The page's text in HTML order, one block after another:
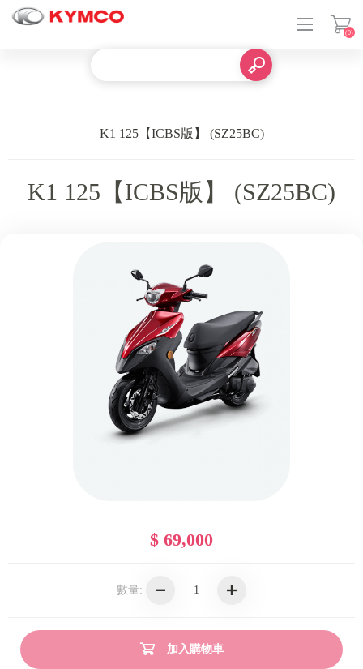
(0)
K1 125【ICBS版】 (SZ25BC)
K1 125【ICBS版】 (SZ25BC)
$ 69,000
數量:
加入購物車